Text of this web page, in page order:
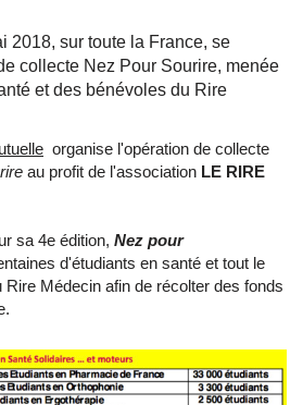
2018, sur toute la France, se
collecte Nez Pour Sourire, menée
et des bénévoles du Rire
organise l'opération de collecte
au profit de l'association LE RIRE
sa 4e édition, Nez pour
d'étudiants en santé et tout le
Rire Médecin afin de récolter des fonds